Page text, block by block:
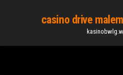
content
casino drive